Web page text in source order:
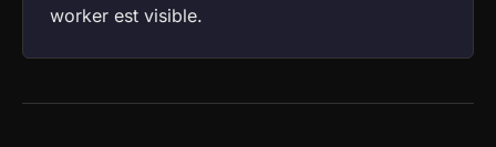
worker est visible.